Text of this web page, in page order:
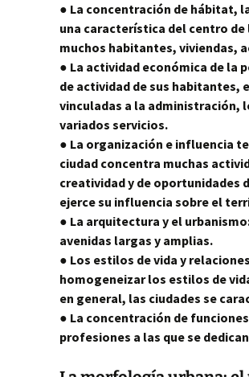
● La concentración de hábitat,
una característica del centro de
muchos habitantes, viviendas,
● La actividad económica de la
de actividad de sus habitantes,
vinculadas a la administración,
variados servicios.
● La organización e influencia
ciudad concentra muchas
creatividad y de oportunidades
ejerce su influencia sobre el
● La arquitectura y el
avenidas largas y amplias.
● Los estilos de vida y
homogeneizar los estilos de
en general, las ciudades se
● La concentración de
profesiones a las que se